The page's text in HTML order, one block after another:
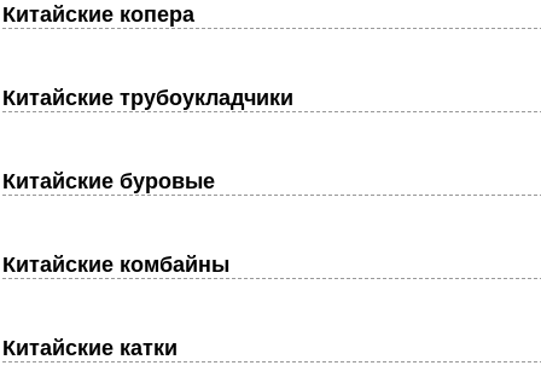
Китайские копера
Китайские трубоукладчики
Китайские буровые
Китайские комбайны
Китайские катки